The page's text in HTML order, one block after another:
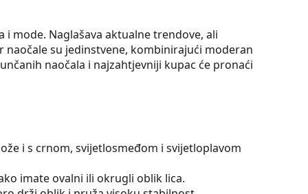
mode. Naglašava aktualne trendove, ali
su jedinstvene, kombinirajući moderan
naočala i najzahtjevniji kupac će pronaći
i s crnom, svijetlosmeđom i svijetloplavom
imate ovalni ili okrugli oblik lica.